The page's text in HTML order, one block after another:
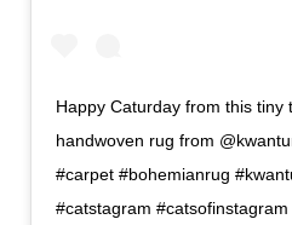
Happy Caturday from this tiny
handwoven rug from
#carpet #bohemianrug
#catstagram